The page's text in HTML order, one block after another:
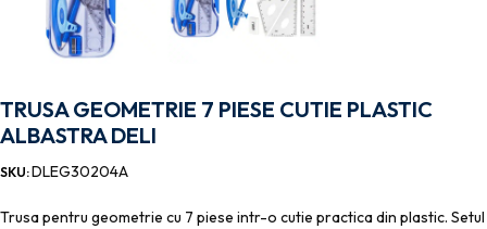
TRUSA GEOMETRIE 7 PIESE CUTIE PLASTIC
ALBASTRA DELI
SKU:DLEG30204A
Trusa pentru geometrie cu 7 piese intr-o cutie practica din plastic. Setul